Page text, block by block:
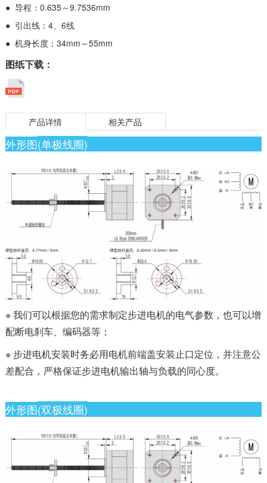
● 导程：0.635～9.7536mm
● 引出线：4、6线
● 机身长度：34mm～55mm
图纸下载：
产品详情 相关产品
外形图(单极线圈)
※ 我们可以根据您的需求制定步进电机的电气参数，也可以增
配断电刹车、编码器等；
※ 步进电机安装时务必用电机前端盖安装止口定位，并注意公
差配合，严格保证步进电机输出轴与负载的同心度。
外形图(双极线圈)